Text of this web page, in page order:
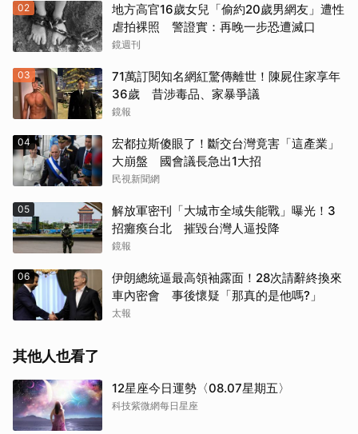
02
地方高官16歲女兒「偷約20歲男網友」遭性
虐拍裸照 警證實：再晚一步恐遭滅口
鏡週刊
03
71萬訂閱知名網紅驚傳離世！陳屍住家享年
36歲 昔涉毒品、家暴爭議
鏡報
04
宏都拉斯傻眼了！斷交台灣竟害「這產業」
大崩盤 國會議長急出1大招
民視新聞網
05
解放軍密刊「大城市全域失能戰」曝光！3
招癱瘓台北 摧毀台灣人逼投降
鏡報
06
伊朗總統逼最高領袖露面！28次請辭終換來
車內密會 事後懷疑「那真的是他嗎?」
太報
其他人也看了
12星座今日運勢〈08.07星期五〉
科技紫微網每日星座